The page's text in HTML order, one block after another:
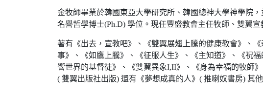
金牧師畢業於韓國東亞大學研究所、韓國總神大學神學院
名譽哲學博士(Ph.D) 學位。現任豐盛教會主任牧師、雙翼宣
著有《出去，宣教吧》、《雙翼展翅上騰的健康教會》、
事》、《如鷹上騰》、《征服人生》、《主知道》、《祝
響世界的基督徒》、《雙翼異象I,II》、《身為幸福的牧師
( 雙翼出版社出版) 還有《夢想成真的人》( 推喇奴書房) 其